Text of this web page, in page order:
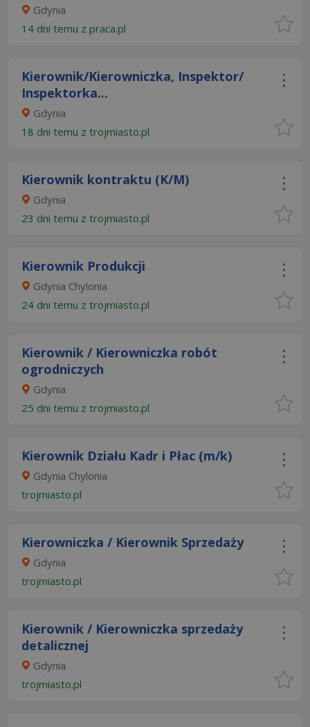
Gdynia
14 dni temu z praca.pl
Kierownik/Kierowniczka, Inspektor/
Inspektorka...
Gdynia
18 dni temu z trojmiasto.pl
Kierownik kontraktu (K/M)
Gdynia
23 dni temu z trojmiasto.pl
Kierownik Produkcji
Gdynia Chylonia
24 dni temu z trojmiasto.pl
Kierownik / Kierowniczka robót
ogrodniczych
Gdynia
25 dni temu z trojmiasto.pl
Kierownik Działu Kadr i Płac (m/k)
Gdynia Chylonia
trojmiasto.pl
Kierowniczka / Kierownik Sprzedaży
Gdynia
trojmiasto.pl
Kierownik / Kierowniczka sprzedaży
detalicznej
Gdynia
trojmiasto.pl